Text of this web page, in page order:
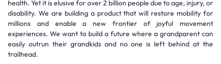
health. Yet it is elusive for over 2 billion people due to age, injury, or
disability. We are building a product that will restore mobility for
millions and enable a new frontier of joyful movement
experiences. We want to build a future where a grandparent can
easily outrun their grandkids and no one is left behind at the
trailhead.